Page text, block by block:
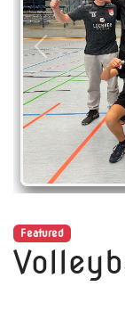
Previous
Featured